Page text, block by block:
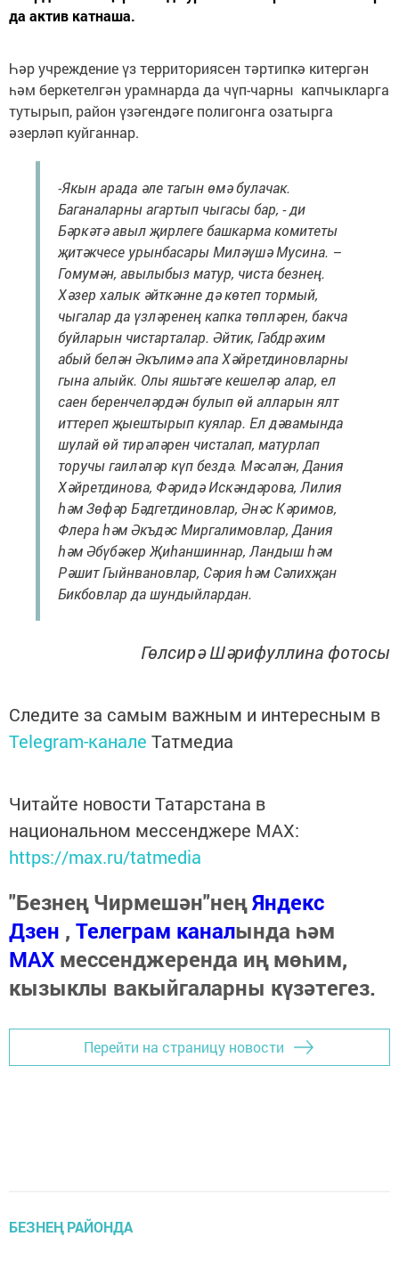
да актив катнаша.
Һәр учреждение үз территориясен тәртипкә китергән
һәм беркетелгән урамнарда да чүп-чарны капчыкларга
тутырып, район үзәгендәге полигонга озатырга
әзерләп куйганнар.
-Якын арада әле тагын өмә булачак.
Баганаларны агартып чыгасы бар, - ди
Бәркәтә авыл җирлеге башкарма комитеты
җитәкчесе урынбасары Миләүшә Мусина. –
Гомумән, авылыбыз матур, чиста безнең.
Хәзер халык әйткәнне дә көтеп тормый,
чыгалар да үзләренең капка төпләрен, бакча
буйларын чистарталар. Әйтик, Габдрәхим
абый белән Әкълимә апа Хәйретдиновларны
гына алыйк. Олы яшьтәге кешеләр алар, ел
саен беренчеләрдән булып өй алларын ялт
иттереп җыештырып куялар. Ел дәвамында
шулай өй тирәләрен чисталап, матурлап
торучы гаиләләр күп бездә. Мәсәлән, Дания
Хәйретдинова, Фәридә Искәндәрова, Лилия
һәм Зөфәр Бәдгетдиновлар, Әнәс Кәримов,
Флера һәм Әкъдәс Миргалимовлар, Дания
һәм Әбүбәкер Җиһаншиннар, Ландыш һәм
Рәшит Гыйнвановлар, Сәрия һәм Сәлихҗан
Бикбовлар да шундыйлардан.
Гөлсирә Шәрифуллина фотосы
Следите за самым важным и интересным в
Telegram-канале Татмедиа
Читайте новости Татарстана в
национальном мессенджере MАХ:
https://max.ru/tatmedia
"Безнең Чирмешән"неңЯндекс
Дзен , Телеграм каналында һәм
МАХ мессенджеренда иң мөһим,
кызыклы вакыйгаларны күзәтегез.
Перейти на страницу новости
БЕЗНЕҢ РАЙОНДА